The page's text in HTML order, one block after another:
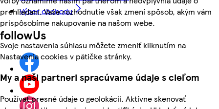
prehliadaní. Vaše rozhodnutie však zmení spôsob, akým vám
prispôsobíme nakupovanie na našom webe.
Svoje nastavenia súhlasu môžete zmeniť kliknutím na
Nastavenia cookies v pätičke stránky.
My a naši partneri spracúvame údaje s cieľom
Používať presné údaje o geolokácii. Aktívne skenovať
Výber obchodu
followUs